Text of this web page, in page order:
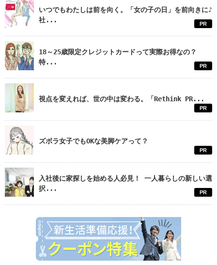
いつでもわたしは前を向く。「女の子の日」を前向きに♪
社...
PR
18～25歳限定クレジットカードって実際お得なの？
特...
PR
視点を変えれば、世の中は変わる。「Rethink PR...
PR
ズボラ女子でもOKな美脚ケアって？
PR
入社後に家探しを始める人必見！ 一人暮らしの新しい選
択...
PR